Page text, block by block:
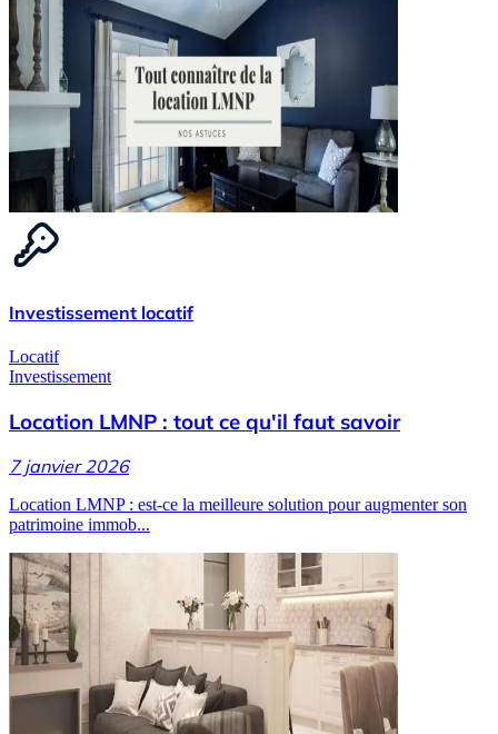
Investissement locatif
Locatif
Investissement
Location LMNP : tout ce qu'il faut savoir
7 janvier 2026
Location LMNP : est-ce la meilleure solution pour augmenter son
patrimoine immob...